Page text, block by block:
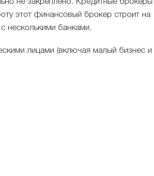
не закреплено. Кредитные брокеры
этот финансовый брокер строит на
несколькими банками.
лицами (включая малый бизнес и